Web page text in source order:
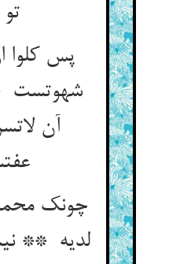
تو رو
پس کلوا
شهوتست
آن
چونک
لدیه **